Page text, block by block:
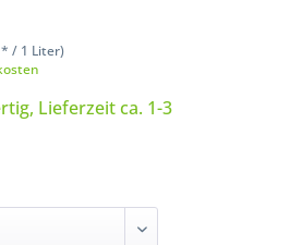
* / 1 Liter)
Lieferzeit ca. 1-3